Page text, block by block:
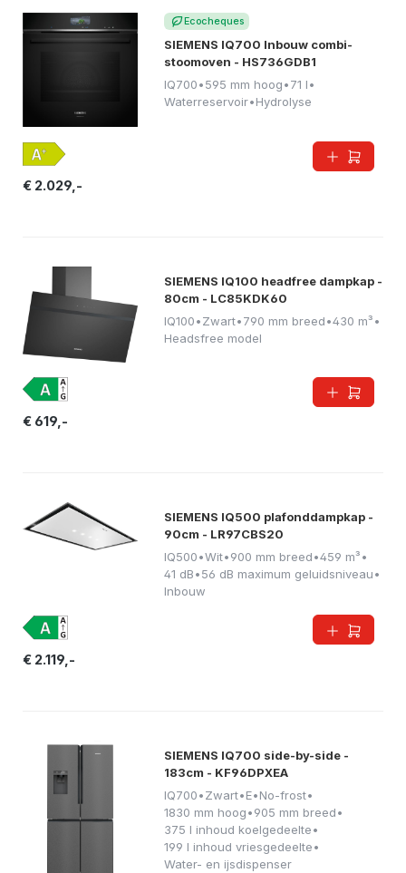
Ecocheques
SIEMENS IQ700 Inbouw combi-
stoomoven - HS736GDB1
IQ700•595 mm hoog•71 l•
Waterreservoir•Hydrolyse
€ 2.029,-
SIEMENS IQ100 headfree dampkap -
80cm - LC85KDK60
IQ100•Zwart•790 mm breed•430 m³•
Headsfree model
€ 619,-
SIEMENS IQ500 plafonddampkap -
90cm - LR97CBS20
IQ500•Wit•900 mm breed•459 m³•
41 dB•56 dB maximum geluidsniveau•
Inbouw
€ 2.119,-
SIEMENS IQ700 side-by-side -
183cm - KF96DPXEA
IQ700•Zwart•E•No-frost•
1830 mm hoog•905 mm breed•
375 l inhoud koelgedeelte•
199 l inhoud vriesgedeelte•
Water- en ijsdispenser